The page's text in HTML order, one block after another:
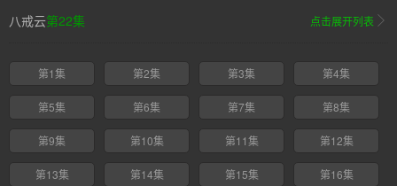
八戒云第22集 点击展开列表
第1集 第2集 第3集 第4集
第5集 第6集 第7集 第8集
第9集 第10集 第11集 第12集
第13集 第14集 第15集 第16集